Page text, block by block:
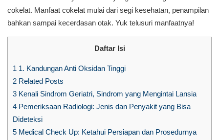
cokelat. Manfaat cokelat mulai dari segi kesehatan, penampilan
bahkan sampai kecerdasan otak. Yuk telusuri manfaatnya!
Daftar Isi
1 1. Kandungan Anti Oksidan Tinggi
2 Related Posts
3 Kenali Sindrom Geriatri, Sindrom yang Mengintai Lansia
4 Pemeriksaan Radiologi: Jenis dan Penyakit yang Bisa
Dideteksi
5 Medical Check Up: Ketahui Persiapan dan Prosedurnya